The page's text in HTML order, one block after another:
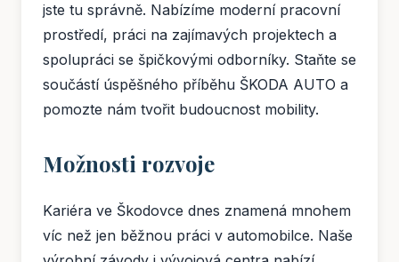
jste tu správně. Nabízíme moderní pracovní
prostředí, práci na zajímavých projektech a
spolupráci se špičkovými odborníky. Staňte se
součástí úspěšného příběhu ŠKODA AUTO a
pomozte nám tvořit budoucnost mobility.
Možnosti rozvoje
Kariéra ve Škodovce dnes znamená mnohem
víc než jen běžnou práci v automobilce. Naše